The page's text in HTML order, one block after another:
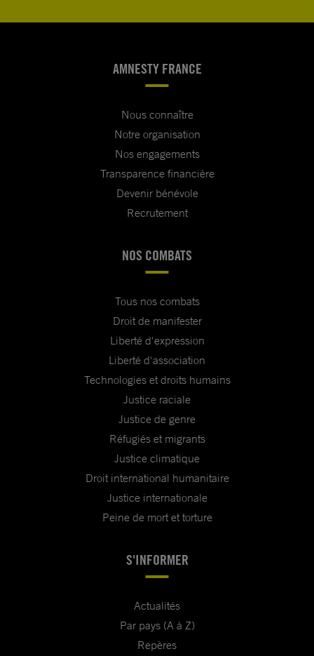
AMNESTY FRANCE
Nous connaître
Notre organisation
Nos engagements
Transparence financière
Devenir bénévole
Recrutement
NOS COMBATS
Tous nos combats
Droit de manifester
Liberté d'expression
Liberté d'association
Technologies et droits humains
Justice raciale
Justice de genre
Réfugiés et migrants
Justice climatique
Droit international humanitaire
Justice internationale
Peine de mort et torture
S'INFORMER
Actualités
Par pays (A à Z)
Repères